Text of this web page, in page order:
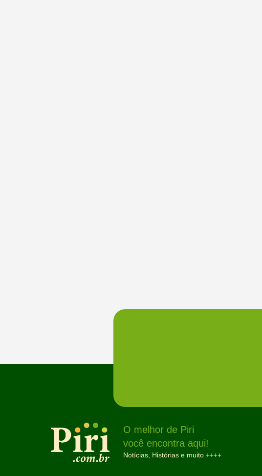
O melhor de Piri
você encontra aqui!
Notícias, Histórias e muito ++++